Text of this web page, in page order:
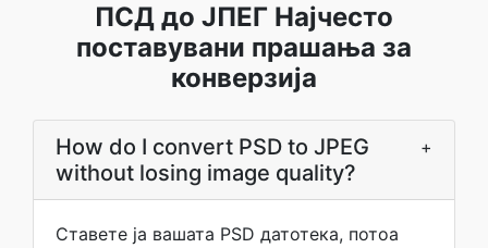
ПСД до ЈПЕГ Најчесто
поставувани прашања за
конверзија
How do I convert PSD to JPEG
without losing image quality?
+
Ставете ја вашата PSD датотека, потоа